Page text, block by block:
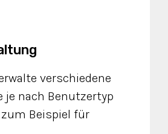
verschiedene
je nach Benutzertyp
Beispiel für